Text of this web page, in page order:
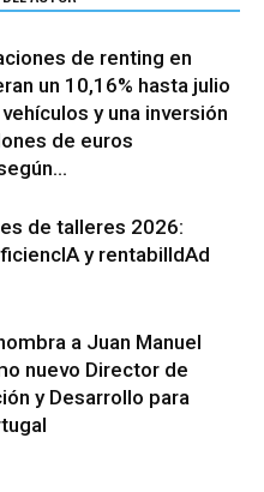
de renting en
un 10,16% hasta julio
y una inversión
de euros
de talleres 2026:
y rentabilIdAd
a Juan Manuel
nuevo Director de
y Desarrollo para